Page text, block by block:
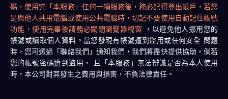
碼，使用完「本服務」任何一項服務後，務必記得登出帳戶，若您
是與他人共用電腦或使用公共電腦時，切記不要使用自動記住帳號
功能，使用完畢後請務必關閉瀏覽器視窗 ，以避免他人挪用您的
帳號或讀取個人資料。當您發現有帳號遭到盜用或任何安全 問題
時，您可透過「聯絡我們」通知我們，我們將盡快提供協助。倘若
您的帳號密碼遭到盜用， 且「本服務」無法辨識是否為本人使用
時，本公司對其發生之費用與損害，不負法律責任。